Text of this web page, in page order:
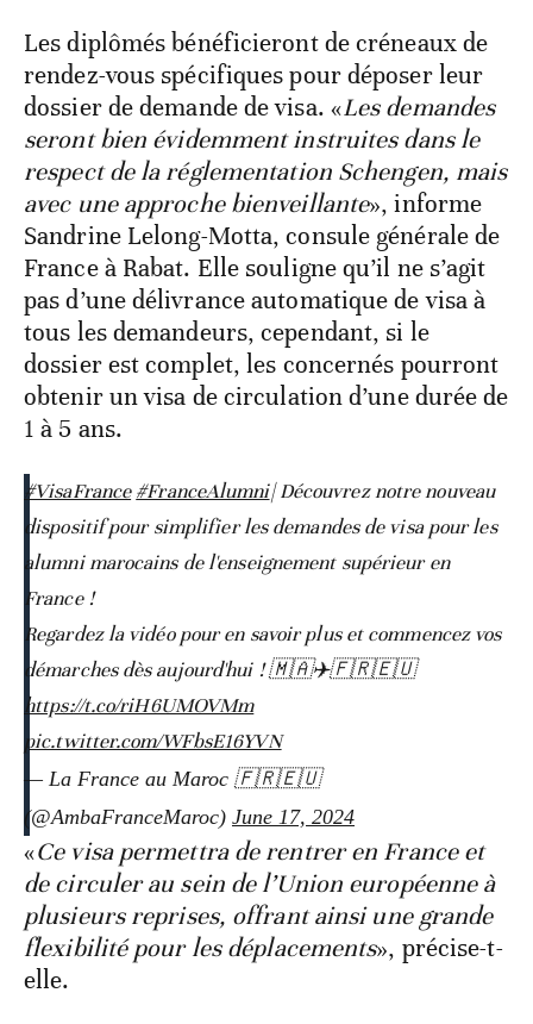
Les diplômés bénéficieront de créneaux de
rendez-vous spécifiques pour déposer leur
dossier de demande de visa. «Les demandes
seront bien évidemment instruites dans le
respect de la réglementation Schengen, mais
avec une approche bienveillante», informe
Sandrine Lelong-Motta, consule générale de
France à Rabat. Elle souligne qu’il ne s’agit
pas d’une délivrance automatique de visa à
tous les demandeurs, cependant, si le
dossier est complet, les concernés pourront
obtenir un visa de circulation d’une durée de
1 à 5 ans.
#VisaFrance #FranceAlumni| Découvrez notre nouveau
dispositif pour simplifier les demandes de visa pour les
alumni marocains de l'enseignement supérieur en
France !
Regardez la vidéo pour en savoir plus et commencez vos
démarches dès aujourd'hui ! 🇲🇦✈️🇫🇷🇪🇺
https://t.co/riH6UMOVMm
pic.twitter.com/WFbsE16YVN
— La France au Maroc 🇫🇷🇪🇺
(@AmbaFranceMaroc) June 17, 2024
«Ce visa permettra de rentrer en France et
de circuler au sein de l’Union européenne à
plusieurs reprises, offrant ainsi une grande
flexibilité pour les déplacements», précise-t-
elle.